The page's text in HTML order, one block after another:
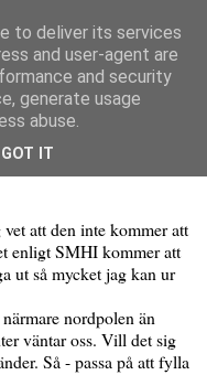
att den inte kommer att
enligt SMHI kommer att
ut så mycket jag kan ur
nordpolen än
väntar oss. Vill det sig
Så - passa på att fylla
to deliver its services
and user-agent are
and security
generate usage
abuse.
GOT IT